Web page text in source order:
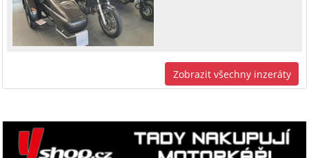
Zobrazit všechny inzeráty